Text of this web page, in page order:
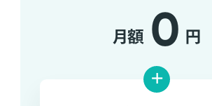
月額 0 円
+